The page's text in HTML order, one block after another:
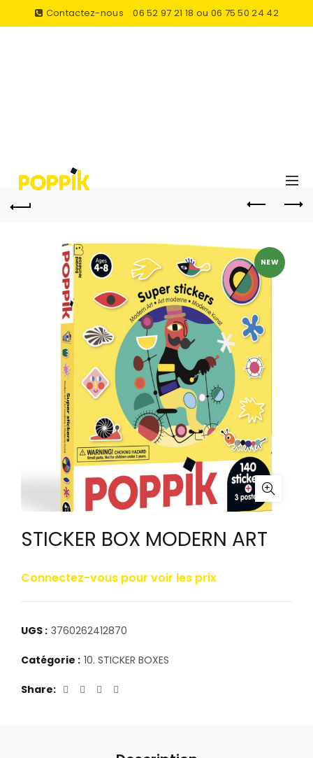
Contactez-nous 06 52 97 21 18 ou 06 75 50 24 42
NEW
STICKER BOX MODERN ART
Connectez-vous pour voir les prix
UGS : 3760262412870
Catégorie : 10. STICKER BOXES
Share